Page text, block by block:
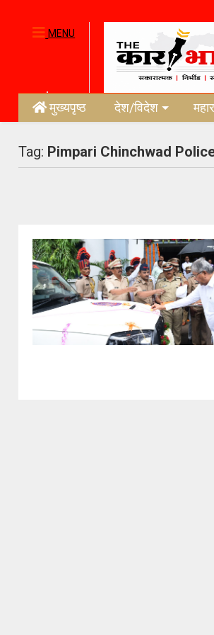
MENU
मुख्यपृष्ठ देश/विदेश
Tag: Pimpari Chinchwad